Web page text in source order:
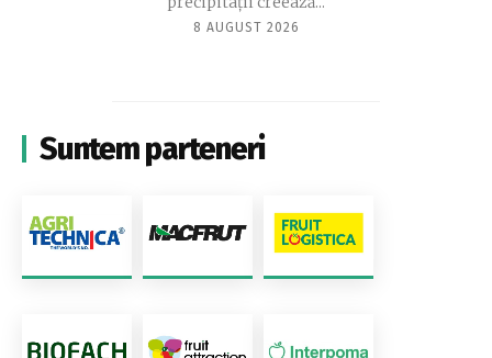
8 AUGUST 2026
Suntem parteneri